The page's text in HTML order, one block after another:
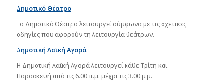
Δημοτικό Θέατρο
Το Δημοτικό Θέατρο λειτουργεί σύμφωνα με τις σχετικές
οδηγίες που αφορούν τη λειτουργία θεάτρων.
Δημοτική Λαϊκή Αγορά
Η Δημοτική Λαϊκή Αγορά λειτουργεί κάθε Τρίτη και
Παρασκευή από τις 6.00 π.μ. μέχρι τις 3.00 μ.μ.